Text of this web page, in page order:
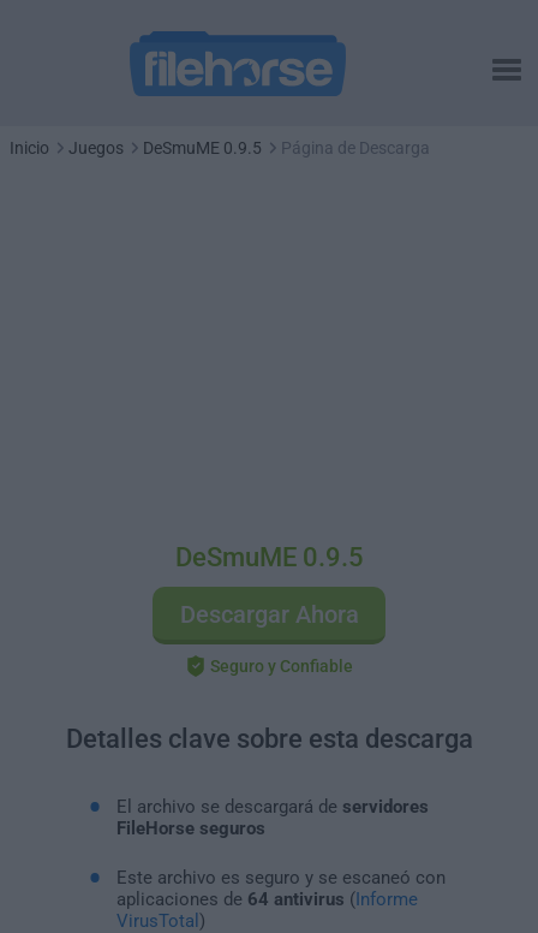
Inicio Juegos DeSmuME 0.9.5 Página de Descarga
DeSmuME 0.9.5
Descargar Ahora
Seguro y Confiable
Detalles clave sobre esta descarga
El archivo se descargará de servidores
FileHorse seguros
Este archivo es seguro y se escaneó con
aplicaciones de 64 antivirus (Informe
VirusTotal )